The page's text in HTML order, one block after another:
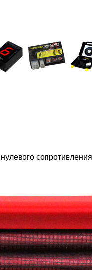
сопротивления